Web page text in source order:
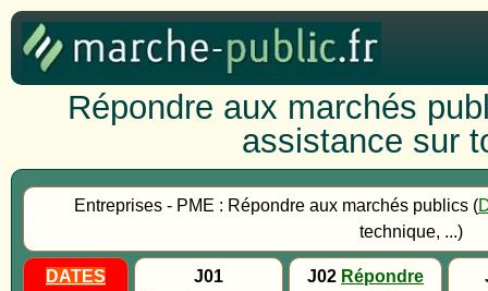
Répondre aux marchés
assistance sur
Entreprises - PME : Répondre aux marchés publics (
technique, ...)
DATES
J01
J02 Répondre